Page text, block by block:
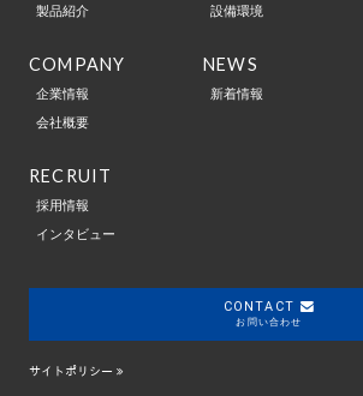
製品紹介 設備環境
COMPANY
企業情報
会社概要
NEWS
新着情報
RECRUIT
採用情報
インタビュー
CONTACT
お問い合わせ
サイトポリシー